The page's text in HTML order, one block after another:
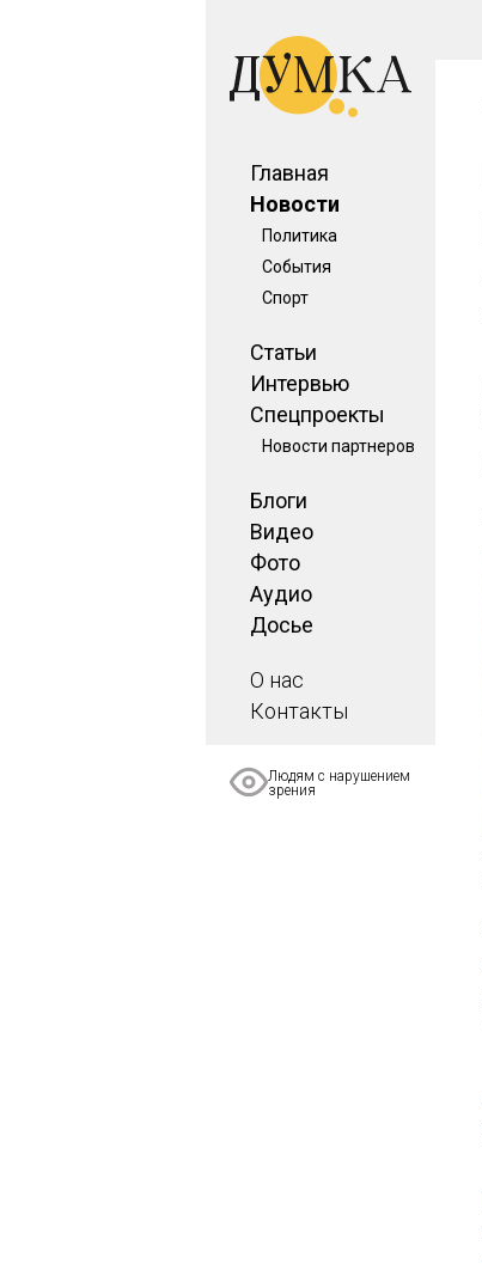
Главная
Новости
Политика
События
Спорт
Статьи
Интервью
Спецпроекты
Новости партнеров
Блоги
Видео
Фото
Аудио
Досье
О нас
Контакты
Людям с нарушением
зрения